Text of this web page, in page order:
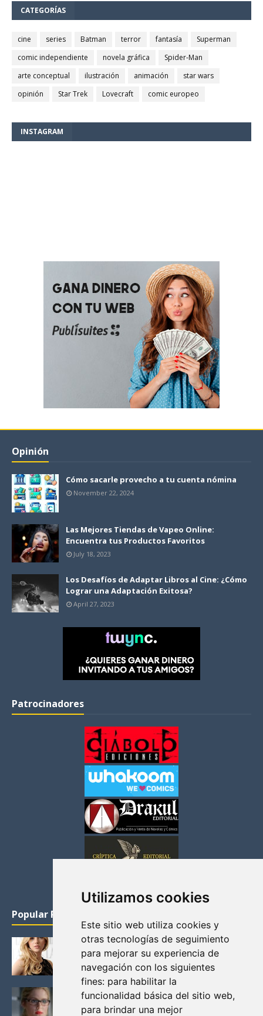
Utilizamos cookies
Este sitio web utiliza cookies y
otras tecnologías de seguimiento
para mejorar su experiencia de
navegación con los siguientes
fines: para habilitar la
funcionalidad básica del sitio web,
para brindar una mejor
CATEGORÍAS
cine series Batman terror fantasía
Superman
comic independiente
novela gráfica
Spider-Man
arte conceptual
ilustración animación
star wars
opinión
Star Trek Lovecraft comic europeo
INSTAGRAM
Opinión
Cómo sacarle provecho a tu cuenta nómina
November 22, 2024
Las Mejores Tiendas de Vapeo Online:
Encuentra tus Productos Favoritos
July 18, 2023
Los Desafíos de Adaptar Libros al Cine: ¿Cómo
Lograr una Adaptación Exitosa?
April 27, 2023
Patrocinadores
Popular Posts
KATHERYN WINNICK: LA ACTRIZ MAS GUAPA DE
VIKINGOS
Junio 14, 2013
FELICITY (EMILY BETT RICKARDS), LAS FOTOS
MAS BONITAS DE LA ALIADA DE ARROW